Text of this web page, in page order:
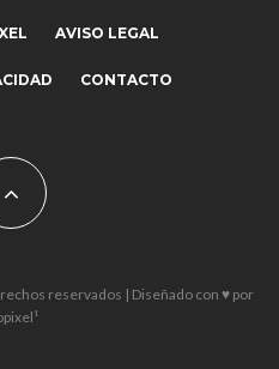
AVISO LEGAL
CONTACTO
reservados | Diseñado con ♥ por